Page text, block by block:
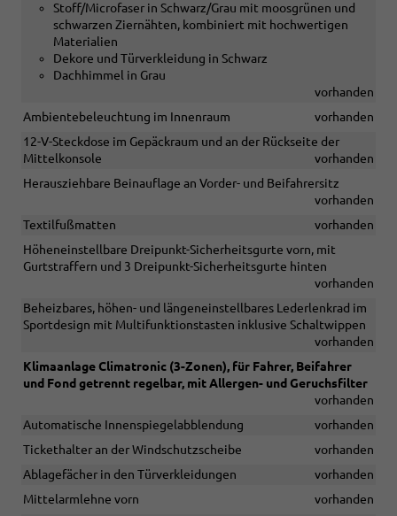
Stoff/Microfaser in Schwarz/Grau mit moosgrünen und
schwarzen Ziernähten, kombiniert mit hochwertigen
Materialien
Dekore und Türverkleidung in Schwarz
Dachhimmel in Grau
vorhanden
Ambientebeleuchtung im Innenraum
vorhanden
12-V-Steckdose im Gepäckraum und an der Rückseite der
Mittelkonsole
vorhanden
Herausziehbare Beinauflage an Vorder- und Beifahrersitz
vorhanden
Textilfußmatten
vorhanden
Höheneinstellbare Dreipunkt-Sicherheitsgurte vorn, mit
Gurtstraffern und 3 Dreipunkt-Sicherheitsgurte hinten
vorhanden
Beheizbares, höhen- und längeneinstellbares Lederlenkrad im
Sportdesign mit Multifunktionstasten inklusive Schaltwippen
vorhanden
Klimaanlage Climatronic (3-Zonen), für Fahrer, Beifahrer
und Fond getrennt regelbar, mit Allergen- und Geruchsfilter
vorhanden
Automatische Innenspiegelabblendung
vorhanden
Tickethalter an der Windschutzscheibe
vorhanden
Ablagefächer in den Türverkleidungen
vorhanden
Mittelarmlehne vorn
vorhanden